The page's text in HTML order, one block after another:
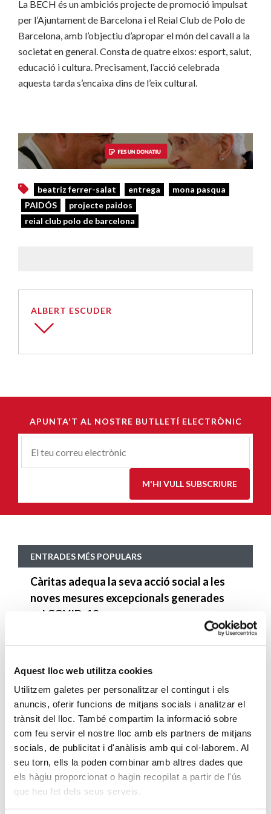
Aquest lloc web utilitza cookies
Utilitzem galetes per personalitzar el contingut i els
anuncis, oferir funcions de mitjans socials i analitzar el
trànsit del lloc. També compartim la informació sobre
com feu servir el nostre lloc amb els partners de mitjans
socials, de publicitat i d'anàlisis amb qui col·laborem. Al
seu torn, ells la poden combinar amb altres dades que
els hàgiu proporcionat o hagin recopilat a partir de l'ús
que heu fet dels seus serveis.
La BECH és un ambiciós projecte de promoció impulsat
per l’Ajuntament de Barcelona i el Reial Club de Polo de
Barcelona, ​​amb l’objectiu d’apropar el món del cavall a la
societat en general. Consta de quatre eixos: esport, salut,
educació i cultura. Precisament, l’acció celebrada
aquesta tarda s’encaixa dins de l’eix cultural.
beatriz ferrer-salat entrega
mona pasqua
PAIDÓS
projecte paidos
reial club polo de barcelona
ALBERT ESCUDER
APUNTA'T AL NOSTRE BUTLLETÍ ELECTRÒNIC
Correu-
M'HI VULL SUBSCRIURE
ENTRADES MÉS POPULARS
Càritas adequa la seva acció social a les
noves mesures excepcionals generades
pel COVID-19
d’Advent
SEGUEIX LLEGINT
Descarrega’t el «Qui és qui?, en el portal de
Betlem»
SEGUEIX LLEGINT
4 maneres d’ajudar durant el confinament